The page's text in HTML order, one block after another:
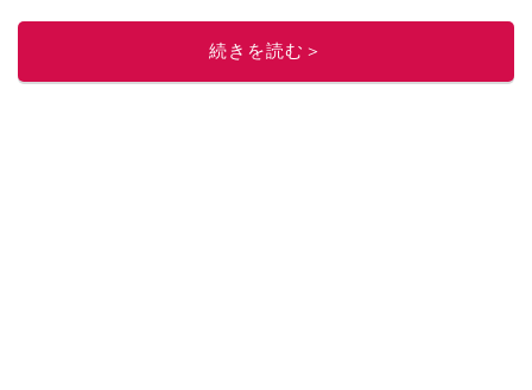
レビューしています。毎日トレンド情報をお届けしているので、ぜひ
してください！続きを読む＞